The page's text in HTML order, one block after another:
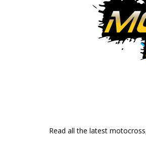
Read all the latest